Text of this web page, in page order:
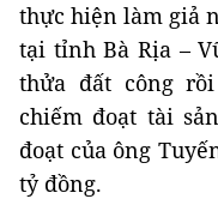
thực hiện làm giả
tại tỉnh Bà Rịa –
thửa đất công
chiếm đoạt tài
đoạt của ông
tỷ đồng.